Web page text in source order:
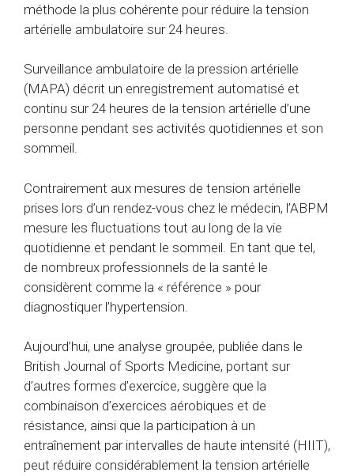
méthode la plus cohérente pour réduire la tension
artérielle ambulatoire sur 24 heures.
Surveillance ambulatoire de la pression artérielle
(MAPA) décrit un enregistrement automatisé et
continu sur 24 heures de la tension artérielle d’une
personne pendant ses activités quotidiennes et son
sommeil.
Contrairement aux mesures de tension artérielle
prises lors d’un rendez-vous chez le médecin, l’ABPM
mesure les fluctuations tout au long de la vie
quotidienne et pendant le sommeil. En tant que tel,
de nombreux professionnels de la santé le
considèrent comme la « référence » pour
diagnostiquer l’hypertension.
Aujourd’hui, une analyse groupée, publiée dans le
British Journal of Sports Medicine, portant sur
d’autres formes d’exercice, suggère que la
combinaison d’exercices aérobiques et de
résistance, ainsi que la participation à un
entraînement par intervalles de haute intensité (HIIT),
peut réduire considérablement la tension artérielle